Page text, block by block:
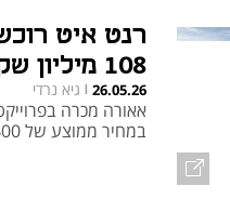
108 מיליון שקל
26.05.26
| גיא נרדי
במחיר ממוצע של 21,400 שקל למ"ר